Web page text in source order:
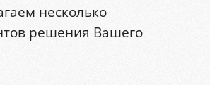
несколько
решения Вашего